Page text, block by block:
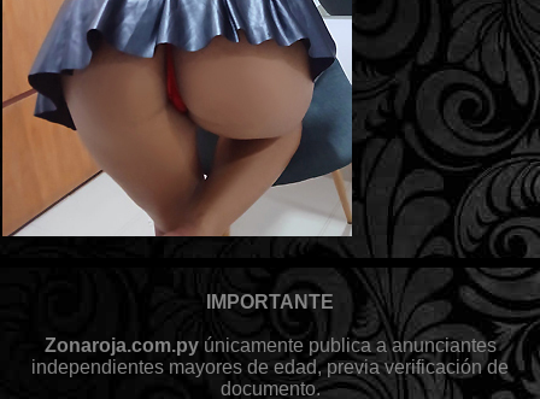
IMPORTANTE
Zonaroja.com.pyúnicamente publica a anunciantes
independientes mayores de edad, previa verificación de
documento.